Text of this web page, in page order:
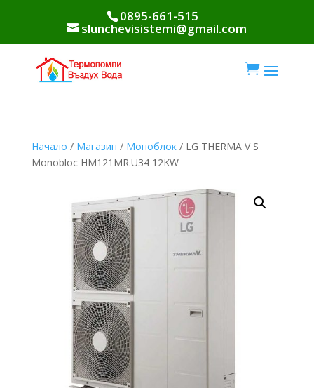
0895-661-515
slunchevisistemi@gmail.com

Начало / Магазин / Моноблок/ LG THERMA V S
Monobloc HM121MR.U34 12KW